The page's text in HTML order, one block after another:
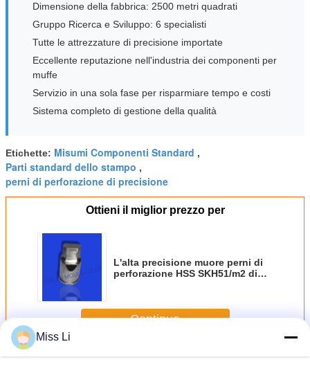
Dimensione della fabbrica: 2500 metri quadrati
Gruppo Ricerca e Sviluppo: 6 specialisti
Tutte le attrezzature di precisione importate
Eccellente reputazione nell'industria dei componenti per
muffe
Servizio in una sola fase per risparmiare tempo e costi
Sistema completo di gestione della qualità
Etichette: Misumi Componenti Standard ,
Parti standard dello stampo ,
perni di perforazione di precisione
Ottieni il miglior prezzo per
L'alta precisione muore perni di
perforazione HSS SKH51/m2 di
Continua
PiùParti standard della muffa
Miss Li